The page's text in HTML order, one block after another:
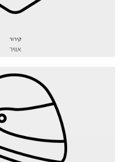
קירור
אוויר